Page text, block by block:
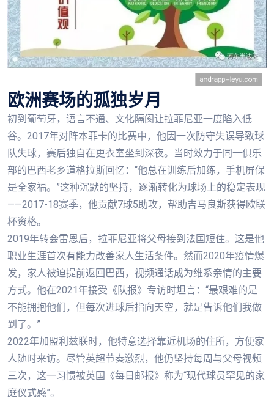
欧洲赛场的孤独岁月
初到葡萄牙，语言不通、文化隔阂让拉菲尼亚一度陷入低
谷。2017年对阵本菲卡的比赛中，他因一次防守失误导致球
队失球，赛后独自在更衣室坐到深夜。当时效力于同一俱乐
部的巴西老乡道格拉斯回忆：“他总在训练后加练，手机屏保
是全家福。”这种沉默的坚持，逐渐转化为球场上的稳定表现
——2017-18赛季，他贡献7球5助攻，帮助吉马良斯获得欧联
杯资格。
2019年转会雷恩后，拉菲尼亚将父母接到法国短住。这是他
职业生涯首次有能力改善家人生活条件。然而2020年疫情爆
发，家人被迫提前返回巴西，视频通话成为维系亲情的主要
方式。他在2021年接受《队报》专访时坦言：“最艰难的是
不能拥抱他们，但每次进球后指向天空，就是告诉他们我做
到了。”
2022年加盟利兹联时，他特意选择靠近机场的住所，方便家
人随时来访。尽管英超节奏激烈，他仍坚持每周与父母视频
三次，这一习惯被英国《每日邮报》称为“现代球员罕见的家
庭仪式感”。